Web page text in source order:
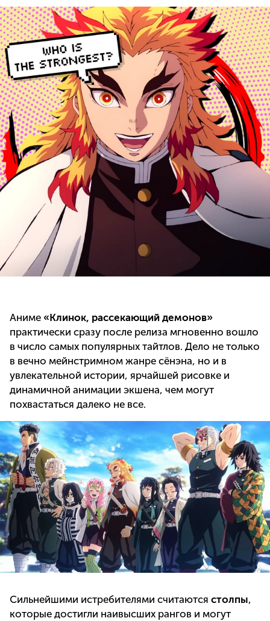
Аниме «Клинок, рассекающий демонов»
практически сразу после релиза мгновенно вошло
в число самых популярных тайтлов. Дело не только
в вечно мейнстримном жанре сёнэна, но и в
увлекательной истории, ярчайшей рисовке и
динамичной анимации экшена, чем могут
похвастаться далеко не все.
Сильнейшими истребителями считаются столпы,
которые достигли наивысших рангов и могут